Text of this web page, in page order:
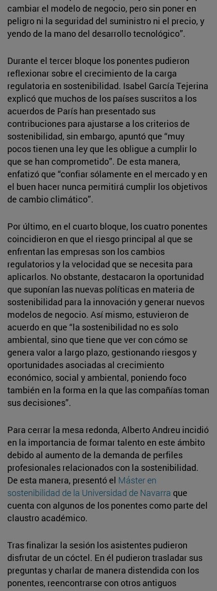
cambiar el modelo de negocio, pero sin poner en
peligro ni la seguridad del suministro ni el precio, y
yendo de la mano del desarrollo tecnológico”.
Durante el tercer bloque los ponentes pudieron
reflexionar sobre el crecimiento de la carga
regulatoria en sostenibilidad. Isabel García Tejerina
explicó que muchos de los países suscritos a los
acuerdos de París han presentado sus
contribuciones para ajustarse a los criterios de
sostenibilidad, sin embargo, apuntó que “muy
pocos tienen una ley que les obligue a cumplir lo
que se han comprometido”. De esta manera,
enfatizó que “confiar sólamente en el mercado y en
el buen hacer nunca permitirá cumplir los objetivos
de cambio climático”.
Por último, en el cuarto bloque, los cuatro ponentes
coincidieron en que el riesgo principal al que se
enfrentan las empresas son los cambios
regulatorios y la velocidad que se necesita para
aplicarlos. No obstante, destacaron la oportunidad
que suponían las nuevas políticas en materia de
sostenibilidad para la innovación y generar nuevos
modelos de negocio. Así mismo, estuvieron de
acuerdo en que “la sostenibilidad no es solo
ambiental, sino que tiene que ver con cómo se
genera valor a largo plazo, gestionando riesgos y
oportunidades asociadas al crecimiento
económico, social y ambiental, poniendo foco
también en la forma en la que las compañías toman
sus decisiones”.
Para cerrar la mesa redonda, Alberto Andreu incidió
en la importancia de formar talento en este ámbito
debido al aumento de la demanda de perfiles
profesionales relacionados con la sostenibilidad.
De esta manera, presentó el Máster en
sostenibilidad de la Universidad de Navarra que
cuenta con algunos de los ponentes como parte del
claustro académico.
Tras finalizar la sesión los asistentes pudieron
disfrutar de un cóctel. En él pudieron trasladar sus
preguntas y charlar de manera distendida con los
ponentes, reencontrarse con otros antiguos